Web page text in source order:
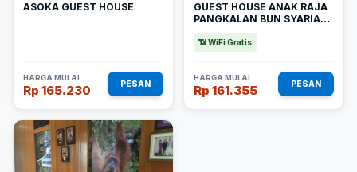
ASOKA GUEST HOUSE
HARGA MULAI
Rp 165.230 PESAN
GUEST HOUSE ANAK RAJA
PANGKALAN BUN SYARIAH
📶 WiFi Gratis
HARGA MULAI
Rp 161.355 PESAN